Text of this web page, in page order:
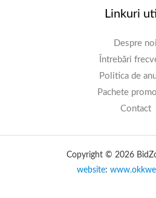
Linkuri
Despre noi
Întrebări
Politica de
Pachete
Contact
Copyright © 2026
website: